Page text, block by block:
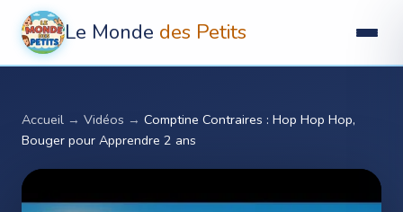
Le Monde des Petits
Accueil → Vidéos → Comptine Contraires : Hop Hop Hop,
Bouger pour Apprendre 2 ans